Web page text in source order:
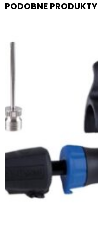
PODOBNE PRODUKTY